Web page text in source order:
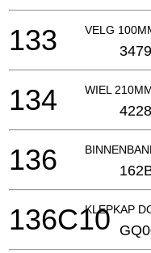
VELG
133
WIEL
134
136
KLEPKAP
136C10